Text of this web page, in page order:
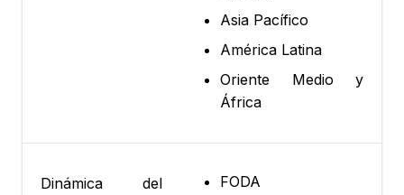
Asia Pacífico
América Latina
Oriente Medio y
África
Dinámica del
FODA